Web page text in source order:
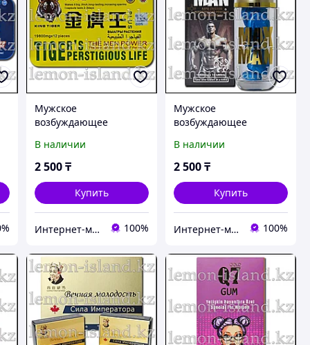
Мужское
возбуждающее
(Королевский тигр)
В наличии
2 500 ₸
Купить
Интернет-магазин "Лимонный островок" 100%
Мужское
возбуждающее
(Max man), 10 таб.
В наличии
2 500₸
Купить
Интернет-магазин "Лимонный островок" 100%